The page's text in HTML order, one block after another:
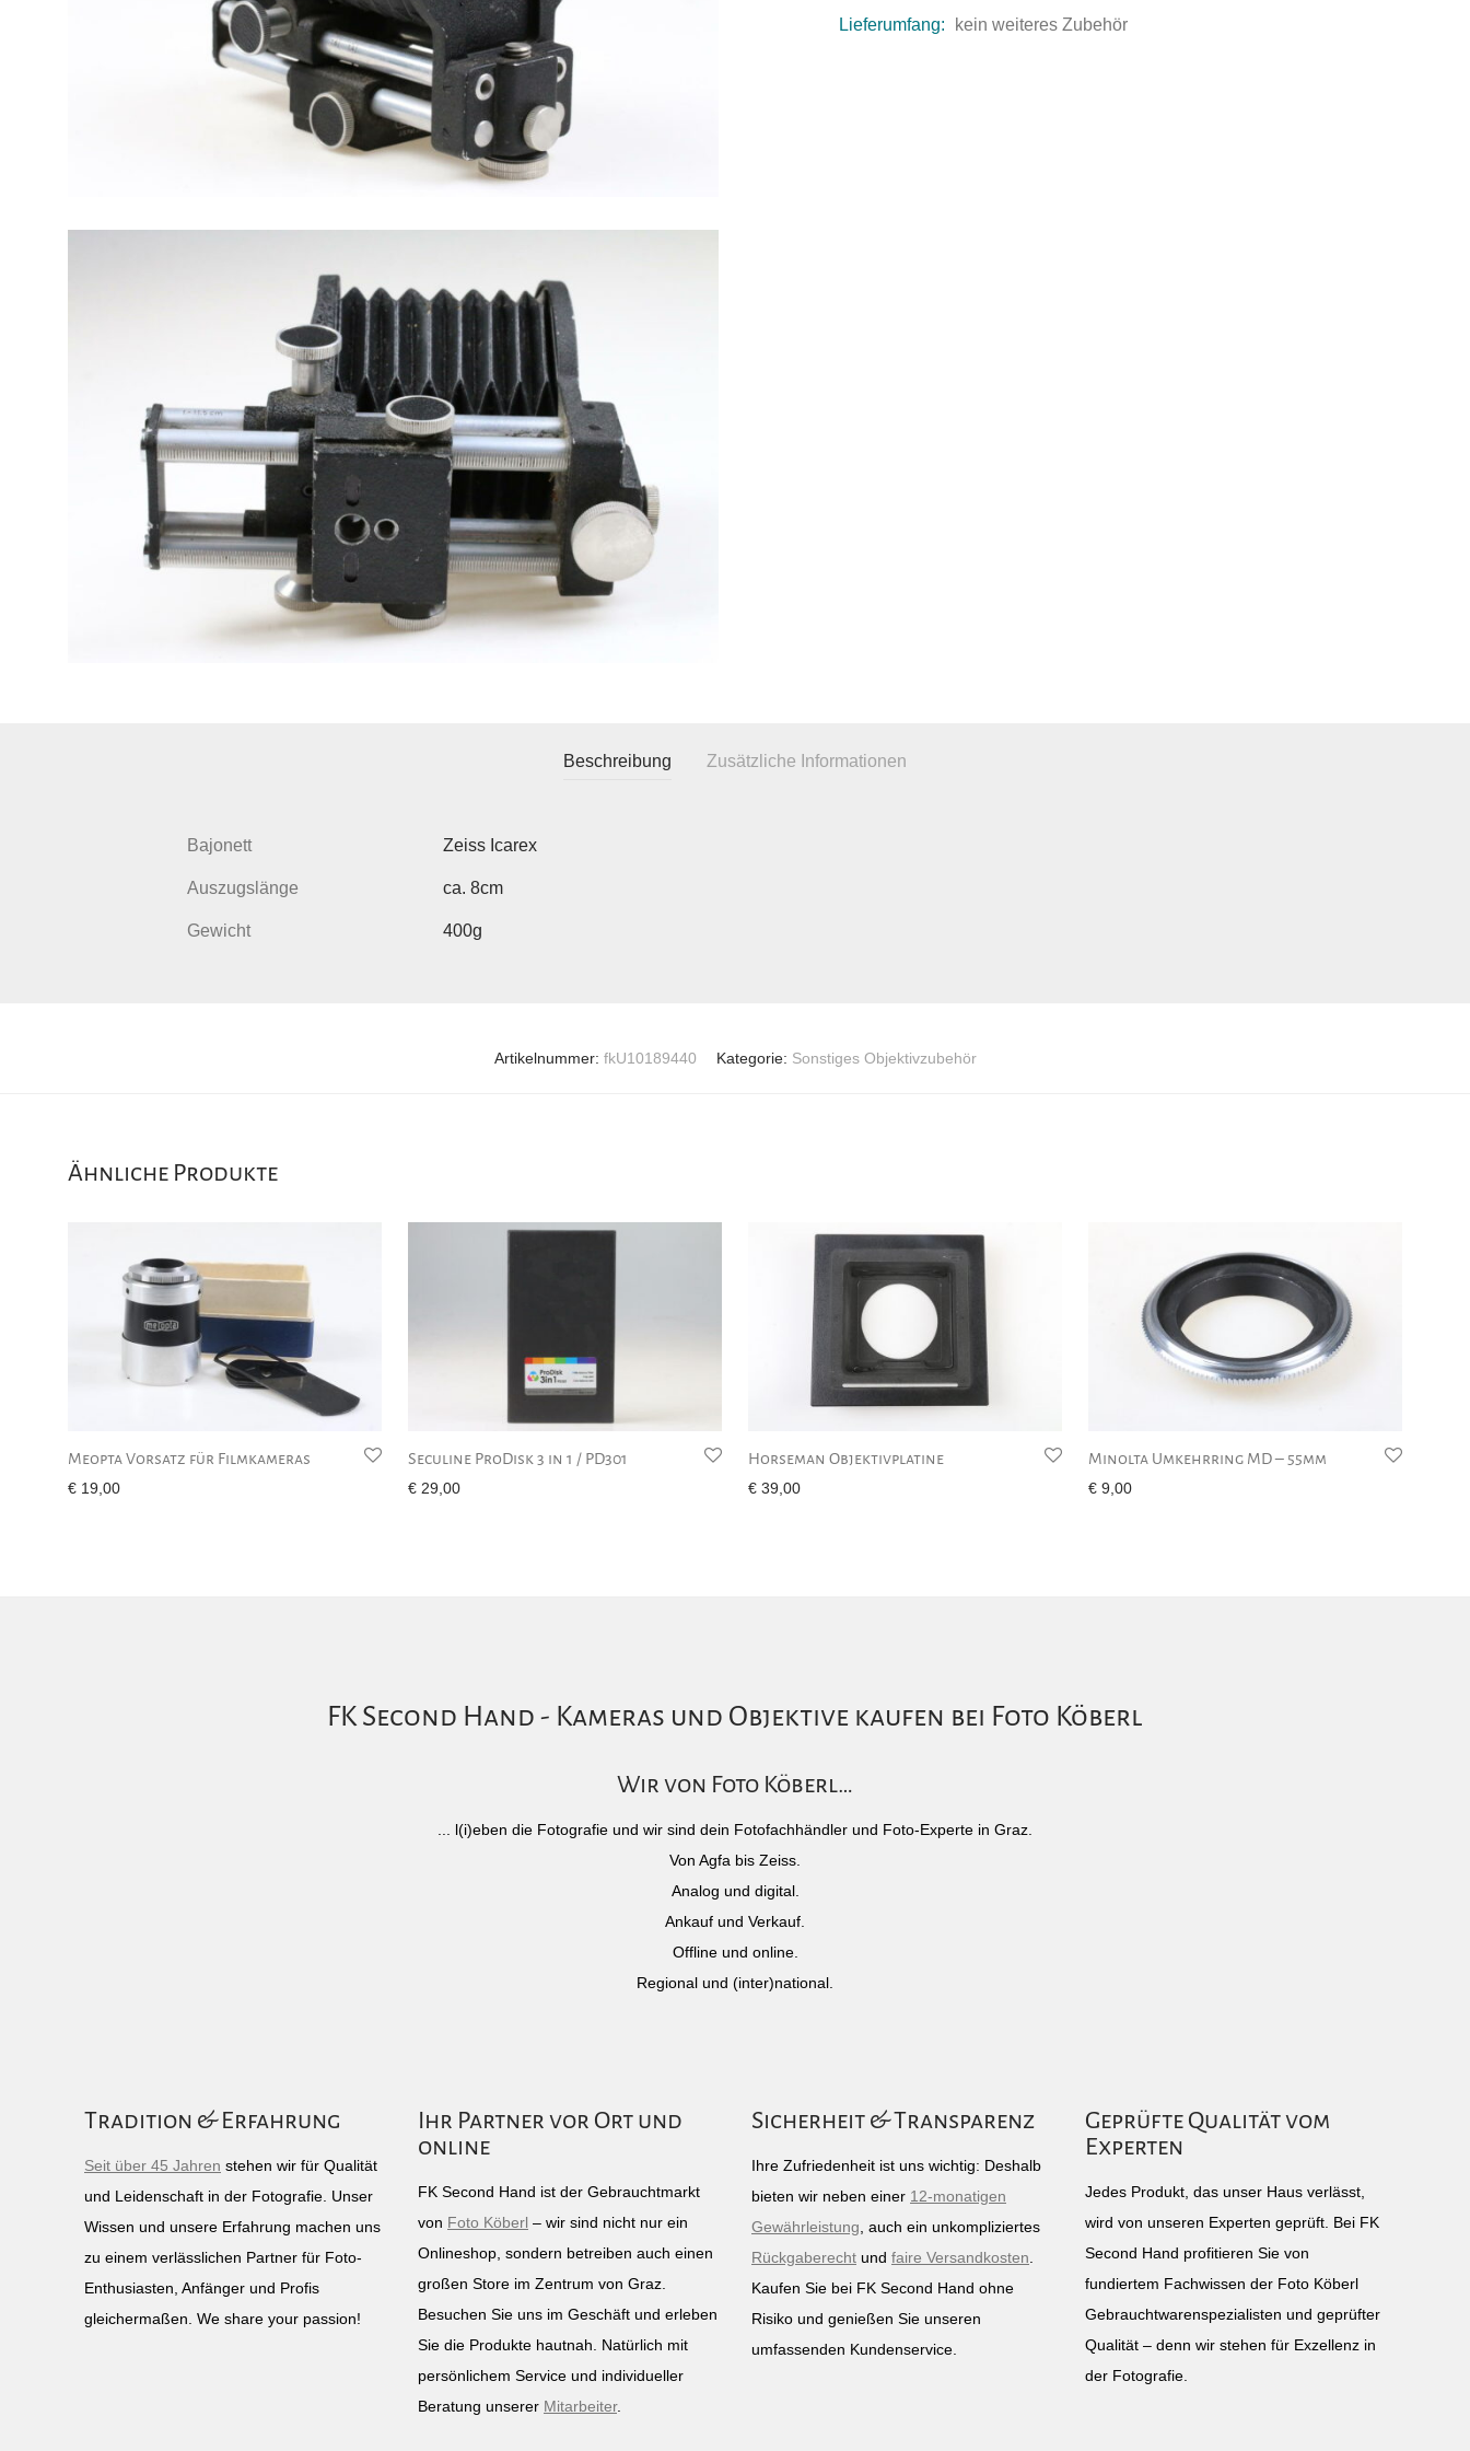
Lieferumfang: kein weiteres Zubehör
Beschreibung Zusätzliche Informationen
Bajonett Zeiss Icarex
Auszugslänge ca. 8cm
Gewicht 400g
Artikelnummer: fkU10189440 Kategorie: Sonstiges Objektivzubehör
Ähnliche Produkte
Meopta Vorsatz für Filmkameras
€ 19,00
Seculine ProDisk 3 in 1 / PD301
€ 29,00
Horseman Objektivplatine
€ 39,00
Minolta Umkehrring MD – 55mm
€ 9,00
FK Second Hand - Kameras und Objektive kaufen bei Foto Köberl
Wir von Foto Köberl…
... l(i)eben die Fotografie und wir sind dein Fotofachhändler und Foto-Experte in Graz.
Von Agfa bis Zeiss.
Analog und digital.
Ankauf und Verkauf.
Offline und online.
Regional und (inter)national.
Tradition & Erfahrung
Seit über 45 Jahren stehen wir für Qualität
und Leidenschaft in der Fotografie. Unser
Wissen und unsere Erfahrung machen uns
zu einem verlässlichen Partner für Foto-
Enthusiasten, Anfänger und Profis
gleichermaßen. We share your passion!
Ihr Partner vor Ort und
online
FK Second Hand ist der Gebrauchtmarkt
von Foto Köberl – wir sind nicht nur ein
Onlineshop, sondern betreiben auch einen
großen Store im Zentrum von Graz.
Besuchen Sie uns im Geschäft und erleben
Sie die Produkte hautnah. Natürlich mit
persönlichem Service und individueller
Beratung unserer Mitarbeiter.
Sicherheit & Transparenz
Ihre Zufriedenheit ist uns wichtig: Deshalb
bieten wir neben einer 12-monatigen
Gewährleistung , auch ein unkompliziertes
Rückgaberecht und faire Versandkosten
Kaufen Sie bei FK Second Hand ohne
Risiko und genießen Sie unseren
umfassenden Kundenservice.
Geprüfte Qualität vom
Experten
Jedes Produkt, das unser Haus verlässt,
wird von unseren Experten geprüft. Bei FK
Second Hand profitieren Sie von
fundiertem Fachwissen der Foto Köberl
Gebrauchtwarenspezialisten und geprüfter
Qualität – denn wir stehen für Exzellenz in
der Fotografie.